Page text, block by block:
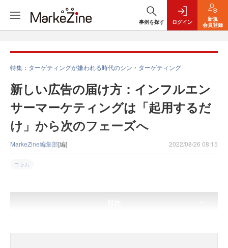
事例を探す ログイン
新規
会員登録
特集：ターゲティングが嫌われる時代のシン・ターゲティング
新しい広告の届け方：インフルエン
サーマーケティングは「起用するだ
け」から次のフェーズへ
MarkeZine編集部[編] 2022/08/26 08:15
コラム